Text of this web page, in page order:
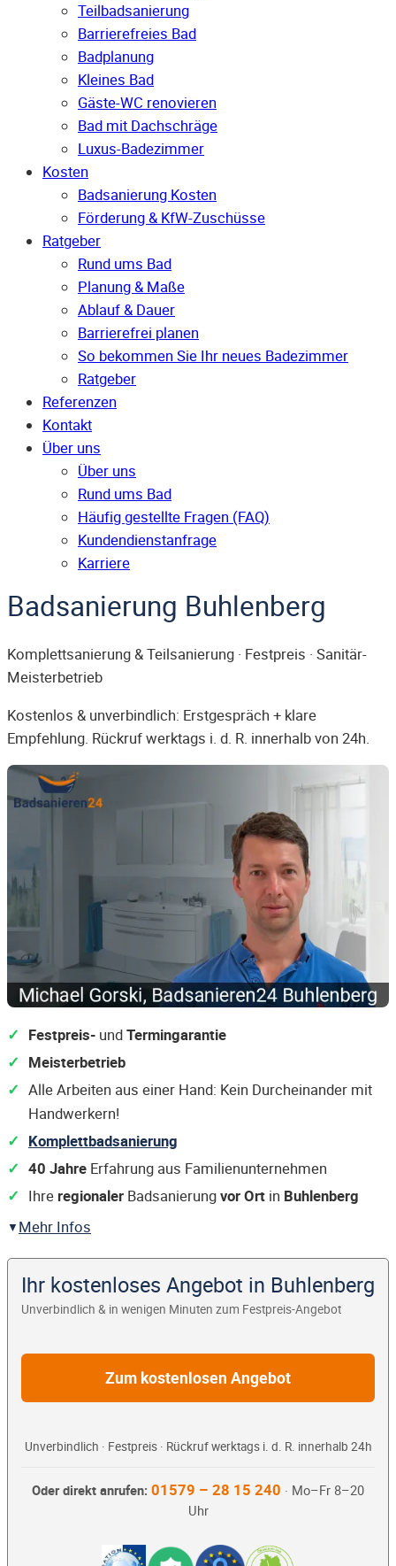
Teilbadsanierung
Barrierefreies Bad
Badplanung
Kleines Bad
Gäste-WC renovieren
Bad mit Dachschräge
Luxus-Badezimmer
Kosten
Badsanierung Kosten
Förderung & KfW-Zuschüsse
Ratgeber
Rund ums Bad
Planung & Maße
Ablauf & Dauer
Barrierefrei planen
So bekommen Sie Ihr neues Badezimmer
Ratgeber
Referenzen
Kontakt
Über uns
Über uns
Rund ums Bad
Häufig gestellte Fragen (FAQ)
Kunden­dienst­anfrage
Karriere
Badsanierung Buhlenberg
Komplettsanierung & Teilsanierung · Festpreis · Sanitär-
Meisterbetrieb
Kostenlos & unverbindlich: Erstgespräch + klare
Empfehlung. Rückruf werktags i. d. R. innerhalb von 24h.
Festpreis- undTermingarantie
Meisterbetrieb
Alle Arbeiten aus einer Hand: Kein Durcheinander mit
Handwerkern!
Komplettbadsanierung
40 Jahre Erfahrung aus Familienunternehmen
Ihre regionaler Badsanierungvor Ort in Buhlenberg
Mehr Infos
Ihr kostenloses Angebot in Buhlenberg
Unverbindlich & in wenigen Minuten zum Festpreis-Angebot
Zum kostenlosen Angebot
Unverbindlich · Festpreis · Rückruf werktags i. d. R. innerhalb 24h
Oder direkt anrufen: 01579 – 28 15 240 · Mo–Fr 8–20
Uhr